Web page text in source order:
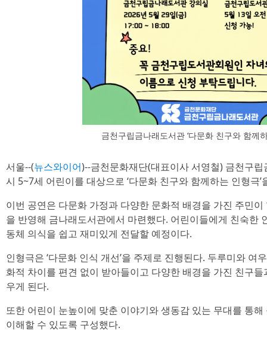
금천구립금나래도서관 ‘다문화 친구와 함께
서울--(뉴스와이어)--금천문화재단(대표이사 서영철) 금천구
시 5~7세 어린이를 대상으로 ‘다문화 친구와 함께하는 인형극
이번 공연은 다문화 가정과 다양한 문화적 배경을 가진 주민
을 반영해 금나래도서관에서 마련했다. 어린이들에게 친숙한
동체 의식을 쉽고 재미있게 전달할 예정이다.
인형극은 ‘다문화 인식 개선’을 주제로 진행된다. 두루미와 여
화적 차이를 편견 없이 받아들이고 다양한 배경을 가진 친구
우게 된다.
또한 어린이 눈높이에 맞춘 이야기와 생동감 있는 무대를 통해
이해할 수 있도록 구성했다.